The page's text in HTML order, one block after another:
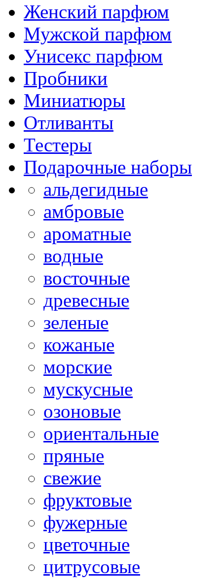
Женский парфюм
Мужской парфюм
Унисекс парфюм
Пробники
Миниатюры
Отливанты
Тестеры
Подарочные наборы
альдегидные
амбровые
ароматные
водные
восточные
древесные
зеленые
кожаные
морские
мускусные
озоновые
ориентальные
пряные
свежие
фруктовые
фужерные
цветочные
цитрусовые